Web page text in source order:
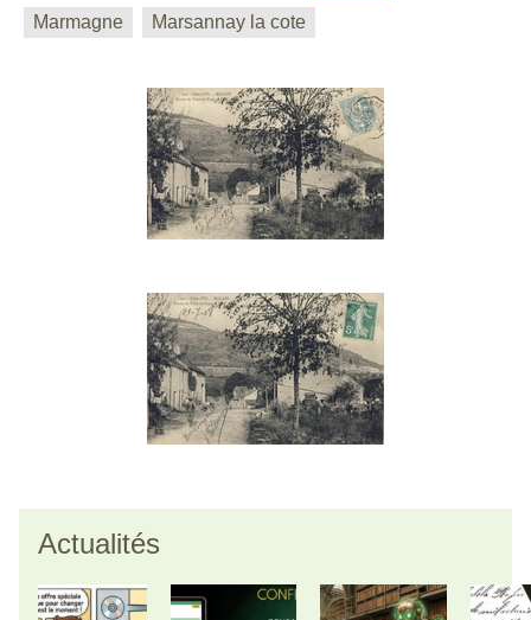
Thèmes
Marmagne Marsannay la cote
Actualités